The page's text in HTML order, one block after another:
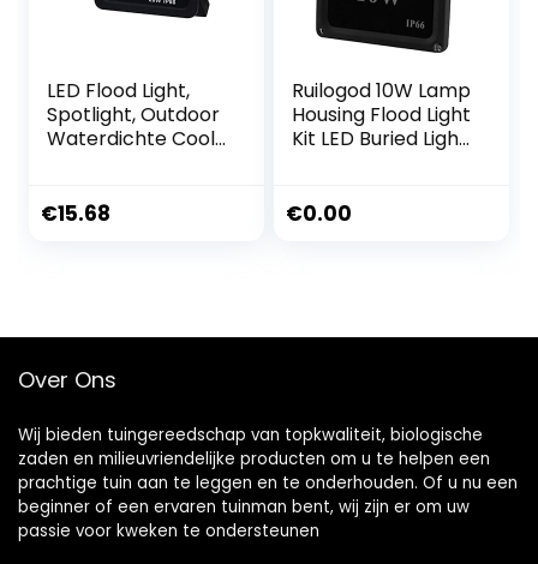
LED Flood Light,
Spotlight, Outdoor
Waterdichte Cool
Court Lawn (10/20
€15.68
Ruilogod 10W Lamp
Housing Flood Light
Kit LED Buried Light
€0.00
Over Ons
Wij bieden tuingereedschap van topkwaliteit, biologische
zaden en milieuvriendelijke producten om u te helpen een
prachtige tuin aan te leggen en te onderhouden. Of u nu een
beginner of een ervaren tuinman bent, wij zijn er om uw
passie voor kweken te ondersteunen